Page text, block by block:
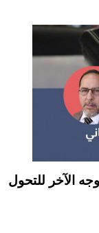
الآخر للتحول